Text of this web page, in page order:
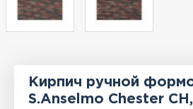
Кирпич ручной
S.Anselmo Chester